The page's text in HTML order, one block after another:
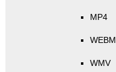
MP4
WEBM
WMV